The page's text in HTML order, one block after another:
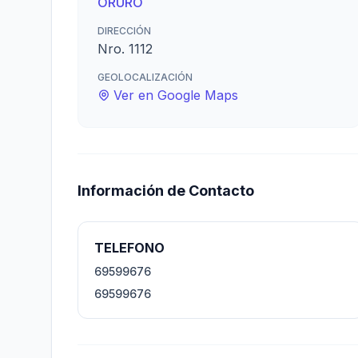
DIRECCIÓN
Nro. 1112
GEOLOCALIZACIÓN
Ver en Google Maps
Información de Contacto
TELEFONO
69599676
69599676